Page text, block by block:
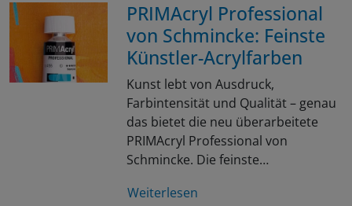
PRIMAcryl Professional
von Schmincke: Feinste
Künstler-Acrylfarben
Kunst lebt von Ausdruck,
Farbintensität und Qualität – genau
das bietet die neu überarbeitete
PRIMAcryl Professional von
Schmincke. Die feinste…
Weiterlesen